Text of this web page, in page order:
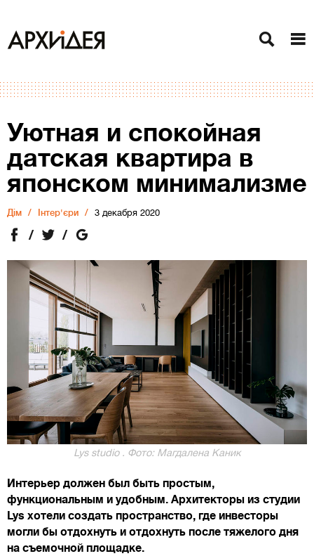
Уютная и спокойная
датская квартира в
японском минимализме
Дiм Інтер'єри 3 декабря 2020
Lys studio . Фото: Магдалена Каник
Интерьер должен был быть простым,
функциональным и удобным. Архитекторы из студии
Lys хотели создать пространство, где инвесторы
могли бы отдохнуть и отдохнуть после тяжелого дня
на съемочной площадке.